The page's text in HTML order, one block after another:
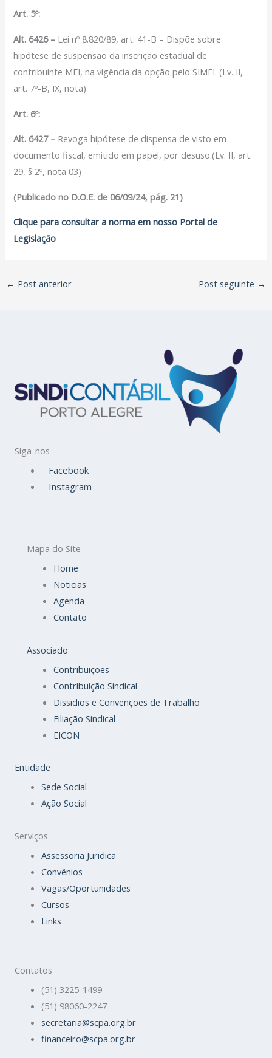
Art. 5º:
Alt. 6426 – Lei nº 8.820/89, art. 41-B – Dispõe sobre
hipótese de suspensão da inscrição estadual de
contribuinte MEI, na vigência da opção pelo SIMEI. (Lv. II,
art. 7º-B, IX, nota)
Art. 6º:
Alt. 6427 – Revoga hipótese de dispensa de visto em
documento fiscal, emitido em papel, por desuso.(Lv. II, art.
29, § 2º, nota 03)
(Publicado no D.O.E. de 06/09/24, pág. 21)
Clique para consultar a norma em nosso Portal de
Legislação
← Post anterior Post seguinte →
Siga-nos
Facebook
Instagram
Mapa do Site
Home
Noticias
Agenda
Contato
Associado
Contribuições
Contribuição Sindical
Dissidios e Convenções de Trabalho
Filiação Sindical
EICON
Entidade
Sede Social
Ação Social
Serviços
Assessoria Juridica
Convênios
Vagas/Oportunidades
Cursos
Links
Contatos
(51) 3225-1499
(51) 98060-2247
secretaria@scpa.org.br
financeiro@scpa.org.br